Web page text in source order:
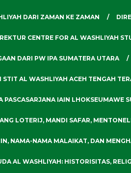
DARI ZAMAN KE ZAMAN
CENTRE FOR AL WASHLIYAH
DARI PW IPA SUMATERA UTARA
STIT AL WASHLIYAH ACEH TENGAH
PASCASARJANA IAIN LHOKSEUMAWE
LOTERIJ, MANDI SAFAR,
NAMA-NAMA MALAIKAT, DAN
AL WASHLIYAH: HISTORISITAS,